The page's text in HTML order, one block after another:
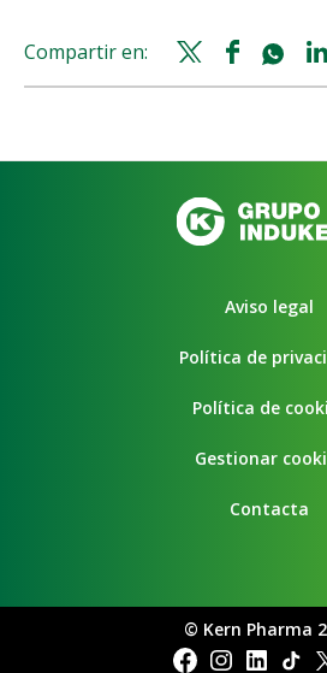
Compartir en:
Twitter
share
Facebook
share
Aviso legal
Política de
Política de
Gestionar
Contacta
© Kern Pharma